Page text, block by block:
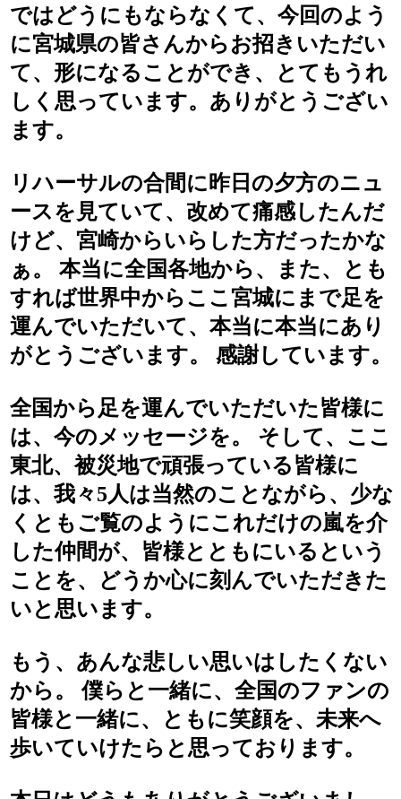
ではどうにもならなくて、今回のよう
に宮城県の皆さんからお招きいただい
て、形になることができ、とてもうれ
しく思っています。ありがとうござい
ます。
リハーサルの合間に昨日の夕方のニュ
ースを見ていて、改めて痛感したんだ
けど、宮崎からいらした方だったかな
ぁ。 本当に全国各地から、また、とも
すれば世界中からここ宮城にまで足を
運んでいただいて、本当に本当にあり
がとうございます。 感謝しています。
全国から足を運んでいただいた皆様に
は、今のメッセージを。 そして、ここ
東北、被災地で頑張っている皆様に
は、我々5人は当然のことながら、少な
くともご覧のようにこれだけの嵐を介
した仲間が、皆様とともにいるという
ことを、どうか心に刻んでいただきた
いと思います。
もう、あんな悲しい思いはしたくない
から。 僕らと一緒に、全国のファンの
皆様と一緒に、ともに笑顔を、未来へ
歩いていけたらと思っております。